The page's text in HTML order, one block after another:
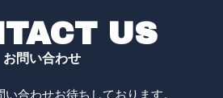
US
お問い合わせ
合わせお待ちしております。